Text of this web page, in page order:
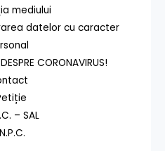
mediului
datelor cu caracter
CORONAVIRUS!
– SAL